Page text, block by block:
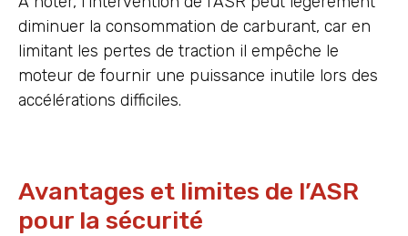
diminuer la consommation de carburant, car en
limitant les pertes de traction il empêche le
moteur de fournir une puissance inutile lors des
accélérations difficiles.
Avantages et limites de l’ASR
pour la sécurité